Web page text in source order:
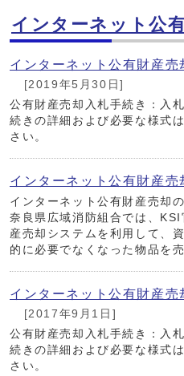
インターネット公
インターネット公有財産
[2019年5月30日]
公有財産売却入札手続き：入
続きの詳細および必要な様式
さい。
インターネット公有財産売
インターネット公有財産売却
奈良県広域消防組合では、
産売却システムを利用して、
的に必要でなくなった物品を
インターネット公有財産
[2017年9月1日]
公有財産売却入札手続き：入
続きの詳細および必要な様式
さい。